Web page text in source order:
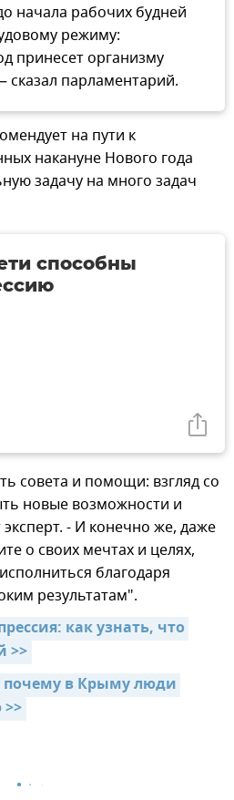
начала рабочих будней
режиму:
принесет организму
парламентарий.
на пути к
накануне Нового года
задачу на много задач
способны
совета и помощи: взгляд со
новые возможности и
- И конечно же, даже
о своих мечтах и целях,
благодаря
результатам".
как узнать, что
>>
почему в Крыму люди